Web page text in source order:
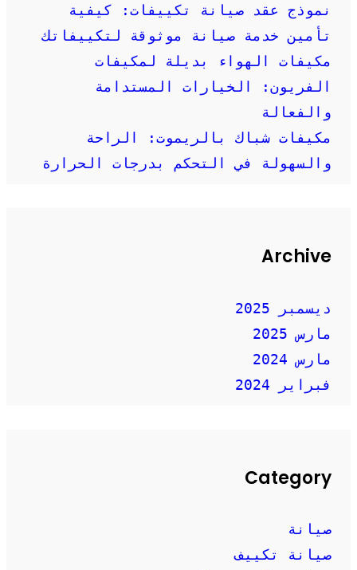
نموذج عقد صيانة تكييفات: كيفية
تأمين خدمة صيانة موثوقة لتكييفاتك
مكيفات الهواء بديلة لمكيفات
الفريون: الخيارات المستدامة
والفعالة
مكيفات شباك بالريموت: الراحة
والسهولة في التحكم بدرجات الحرارة
Archive
ديسمبر 2025
مارس 2025
مارس 2024
فبراير 2024
Category
صيانة
صيانة تكييف